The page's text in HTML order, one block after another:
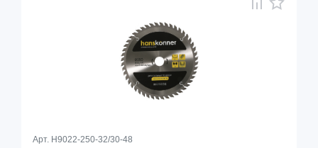
Арт. H9022-250-32/30-48